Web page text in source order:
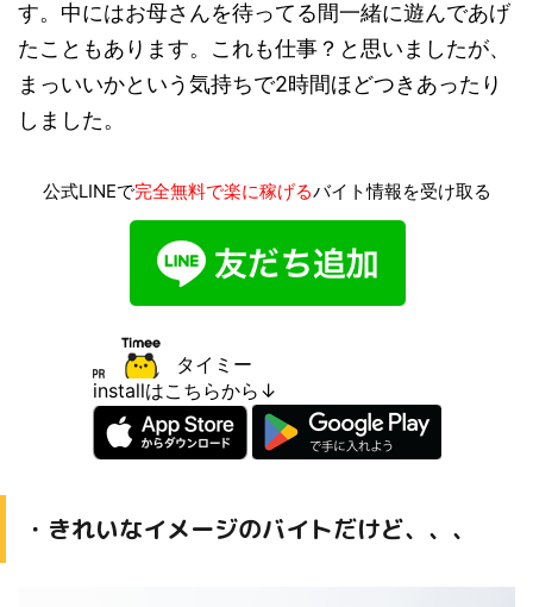
す。中にはお母さんを待ってる間一緒に遊んであげ
たこともあります。これも仕事？と思いましたが、
まっいいかという気持ちで2時間ほどつきあったり
しました。
公式LINEで完全無料で楽に稼げるバイト情報を受け取る
タイミー
installはこちらから↓
・きれいなイメージのバイトだけど、、、